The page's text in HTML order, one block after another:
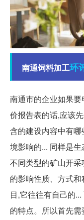
南通饲料加工环
南通市的企业如果
价报告表的话,应该
含的建设内容中有
境影响的... 同样是生
不同类型的矿山开
的影响性质、方式
目,它往往有自己的
的特点。所以首先